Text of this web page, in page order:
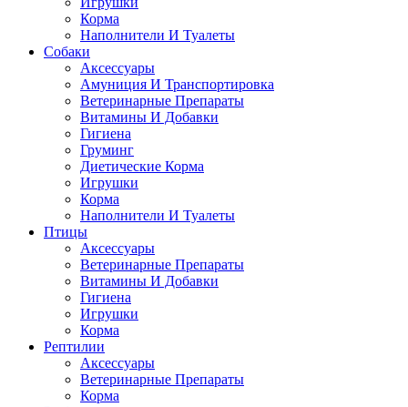
Корма
Наполнители И Туалеты
Собаки
Аксессуары
Амуниция И Транспортировка
Ветеринарные Препараты
Витамины И Добавки
Гигиена
Груминг
Диетические Корма
Игрушки
Корма
Наполнители И Туалеты
Птицы
Аксессуары
Ветеринарные Препараты
Витамины И Добавки
Гигиена
Игрушки
Корма
Рептилии
Аксессуары
Ветеринарные Препараты
Корма